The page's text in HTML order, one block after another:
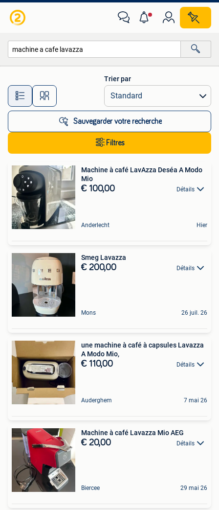
Toutes les distances…
Trier par
Sauvegarder votre recherche
Filtres
Machine à café LavAzza Deséa A Modo
Mio
€ 100,00 Détails
Anderlecht Hier
Smeg Lavazza
€ 200,00 Détails
Mons 26 juil. 26
une machine à café à capsules Lavazza
A Modo Mio,
€ 110,00 Détails
Auderghem 7 mai 26
Machine à café Lavazza Mio AEG
€ 20,00 Détails
Biercee 29 mai 26